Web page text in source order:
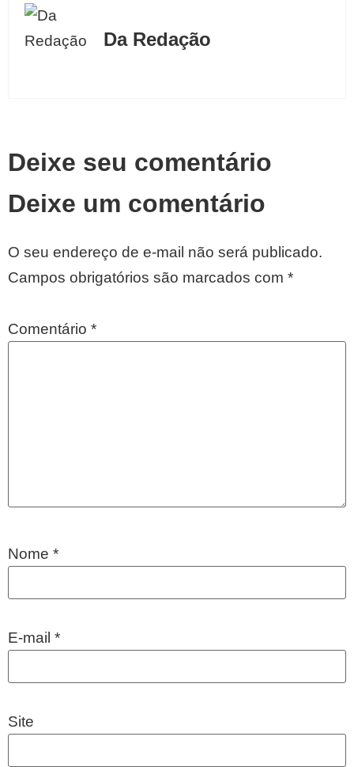
Da Redação
Deixe seu comentário
Deixe um comentário
O seu endereço de e-mail não será publicado.
Campos obrigatórios são marcados com *
Comentário *
Nome *
E-mail *
Site